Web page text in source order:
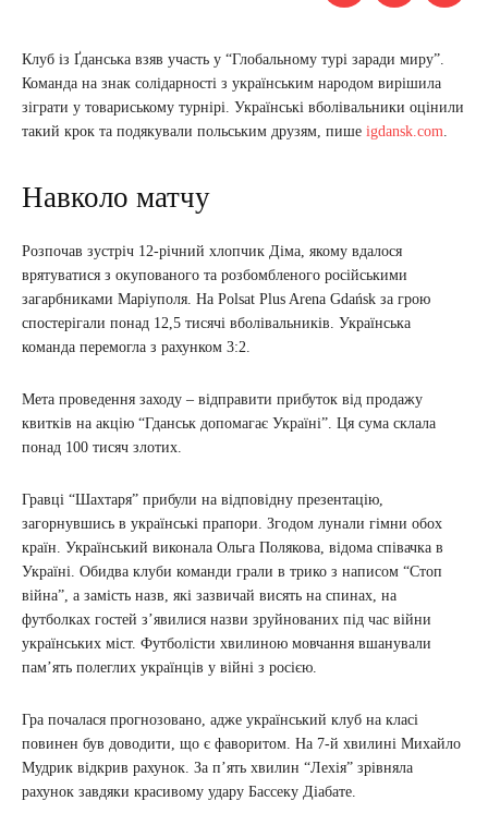
Клуб із Ґданська взяв участь у “Глобальному турі заради миру”.
Команда на знак солідарності з українським народом вирішила
зіграти у товариському турнірі. Українські вболівальники оцінили
такий крок та подякували польським друзям, пише igdansk.com.
Навколо матчу
Розпочав зустріч 12-річний хлопчик Діма, якому вдалося
врятуватися з окупованого та розбомбленого російськими
загарбниками Маріуполя. На Polsat Plus Arena Gdańsk за грою
спостерігали понад 12,5 тисячі вболівальників. Українська
команда перемогла з рахунком 3:2.
Мета проведення заходу – відправити прибуток від продажу
квитків на акцію “Гданськ допомагає Україні”. Ця сума склала
понад 100 тисяч злотих.
Гравці “Шахтаря” прибули на відповідну презентацію,
загорнувшись в українські прапори. Згодом лунали гімни обох
країн. Український виконала Ольга Полякова, відома співачка в
Україні. Обидва клуби команди грали в трико з написом “Стоп
війна”, а замість назв, які зазвичай висять на спинах, на
футболках гостей з’явилися назви зруйнованих під час війни
українських міст. Футболісти хвилиною мовчання вшанували
пам’ять полеглих українців у війні з росією.
Гра почалася прогнозовано, адже український клуб на класі
повинен був доводити, що є фаворитом. На 7-й хвилині Михайло
Мудрик відкрив рахунок. За п’ять хвилин “Лехія” зрівняла
рахунок завдяки красивому удару Бассеку Діабате.